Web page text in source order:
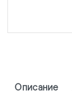
Описание